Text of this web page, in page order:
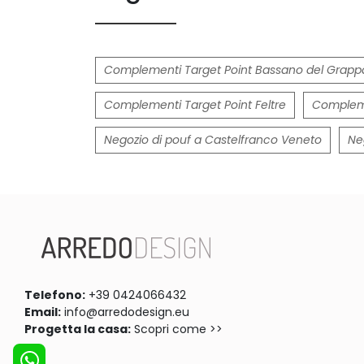
Complementi Target Point Bassano del
Complementi Target Point Feltre
Negozio di pouf a Castelfranco Veneto
Telefono: +39 0424066432
Email: info@arredodesign.eu
Progetta la casa: Scopri come >>